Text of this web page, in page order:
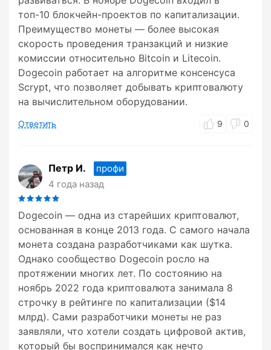
топ-10 блокчейн-проектов по капитализации.
Преимущество монеты — более высокая
скорость проведения транзакций и низкие
комиссии относительно Bitcoin и Litecoin.
Dogecoin работает на алгоритме консенсуса
Scrypt, что позволяет добывать криптовалюту
на вычислительном оборудовании.
Ответить 9 0
Петр И.
профи
4 года назад
Dogecoin — одна из старейших криптовалют,
основанная в конце 2013 года. С самого начала
монета создана разработчиками как шутка.
Однако сообщество Dogecoin росло на
протяжении многих лет. По состоянию на
ноябрь 2022 года криптовалюта занимала 8
строчку в рейтинге по капитализации ($14
млрд). Сами разработчики монеты не раз
заявляли, что хотели создать цифровой актив,
который бы воспринимался как нечто